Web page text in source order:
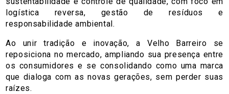
logística reversa, gestão de resíduos e
responsabilidade ambiental.
Ao unir tradição e inovação, a Velho Barreiro se
reposiciona no mercado, ampliando sua presença entre
os consumidores e se consolidando como uma marca
que dialoga com as novas gerações, sem perder suas
raízes.